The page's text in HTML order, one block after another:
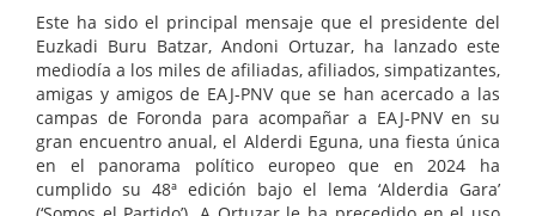
Este ha sido el principal mensaje que el presidente del
Euzkadi Buru Batzar, Andoni Ortuzar, ha lanzado este
mediodía a los miles de afiliadas, afiliados, simpatizantes,
amigas y amigos de EAJ-PNV que se han acercado a las
campas de Foronda para acompañar a EAJ-PNV en su
gran encuentro anual, el Alderdi Eguna, una fiesta única
en el panorama político europeo que en 2024 ha
cumplido su 48ª edición bajo el lema ‘Alderdia Gara’